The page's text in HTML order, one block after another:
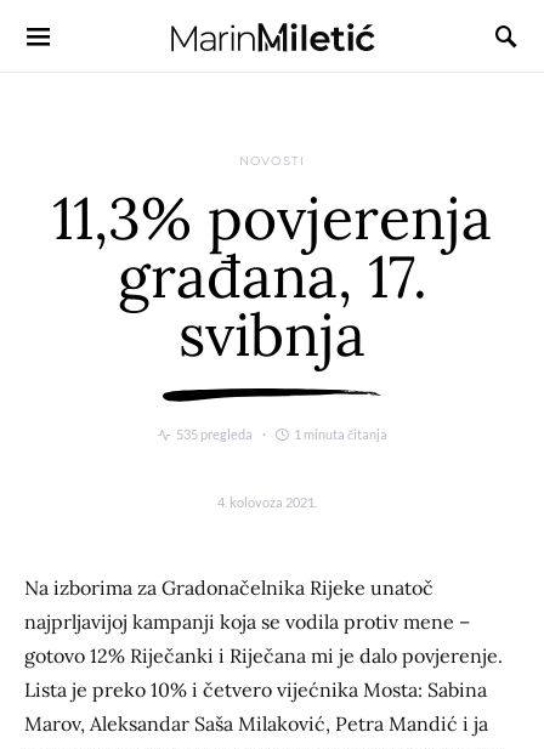
NOVOSTI
11,3% povjerenja
građana, 17.
svibnja
535 pregleda 1 minuta čitanja
4. kolovoza 2021.
Na izborima za Gradonačelnika Rijeke unatoč
najprljavijoj kampanji koja se vodila protiv mene –
gotovo 12% Riječanki i Riječana mi je dalo povjerenje.
Lista je preko 10% i četvero vijećnika Mosta: Sabina
Marov, Aleksandar Saša Milaković, Petra Mandić i ja